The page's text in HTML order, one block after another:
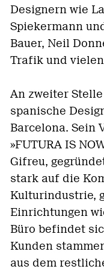
Designern wie
Spiekermann
Bauer, Neil
Trafik und
An zweiter
spanische
Barcelona. Sein
»FUTURA IS
Gifreu,
stark auf die
Kulturindustrie,
Einrichtungen
Büro befindet
Kunden
aus dem